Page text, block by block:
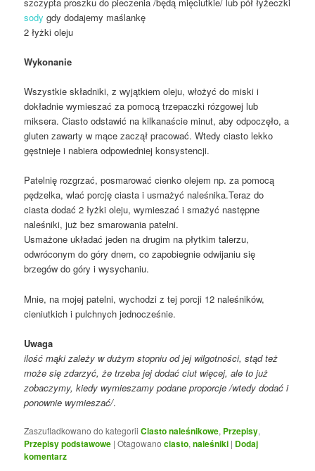
sody gdy dodajemy maślankę
2 łyżki oleju
Wykonanie
Wszystkie składniki, z wyjątkiem oleju, włożyć do miski i
dokładnie wymieszać za pomocą trzepaczki rózgowej lub
miksera. Ciasto odstawić na kilkanaście minut, aby odpoczęło, a
gluten zawarty w mące zaczął pracować. Wtedy ciasto lekko
gęstnieje i nabiera odpowiedniej konsystencji.
Patelnię rozgrzać, posmarować cienko olejem np. za pomocą
pędzelka, wlać porcję ciasta i usmażyć naleśnika.Teraz do
ciasta dodać 2 łyżki oleju, wymieszać i smażyć następne
naleśniki, już bez smarowania patelni.
Usmażone układać jeden na drugim na płytkim talerzu,
odwróconym do góry dnem, co zapobiegnie odwijaniu się
brzegów do góry i wysychaniu.
Mnie, na mojej patelni, wychodzi z tej porcji 12 naleśników,
cieniutkich i pulchnych jednocześnie.
Uwaga
ilość mąki zależy w dużym stopniu od jej wilgotności, stąd też
może się zdarzyć, że trzeba jej dodać ciut więcej, ale to już
zobaczymy, kiedy wymieszamy podane proporcje /wtedy dodać i
ponownie wymieszać/.
Zaszufladkowano do kategorii Ciasto naleśnikowe, Przepisy,
Przepisy podstawowe |Otagowano ciasto,naleśniki | Dodaj
komentarz